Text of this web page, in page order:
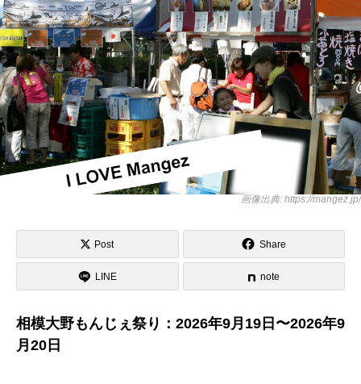
画像出典: https://mangez.jp/
Post Share
LINE note
相模大野もんじぇ祭り：2026年9月19日〜2026年9
月20日